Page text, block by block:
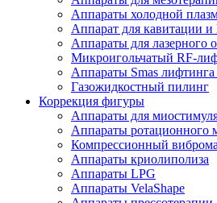
Аппараты холодной
Аппарат для кавитации
Аппараты для лазерного
Микроигольчатый RF-
Аппараты Smas
Газожидкостный пилинг
Коррекция фигуры
Аппараты для
Аппараты ротационного
Компрессионный
Аппараты криолиполиза
Аппараты LPG
Аппараты VelaShape